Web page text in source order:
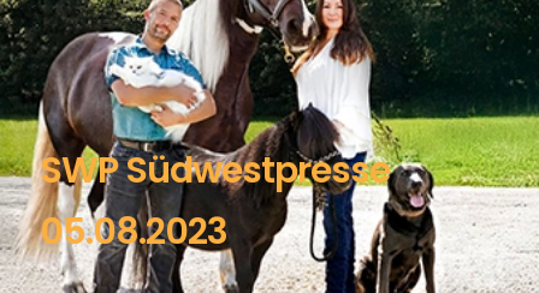
SWP Südwestpresse
05.08.2023